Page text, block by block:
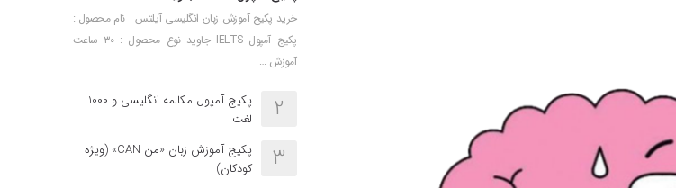
خرید پکیج آموزش زبان انگلیسی آیلتس نام محصول :
پکیج آمپول IELTS جاوید نوع محصول : ۳۰ ساعت
آموزش …
2
پکیج آمپول مکالمه انگلیسی و 1000
لغت
3
پکیج آموزش زبان «من CAN» (ویژه
کودکان)